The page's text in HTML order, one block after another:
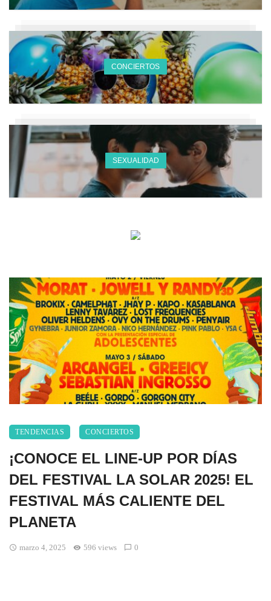
CONCIERTOS
SEXUALIDAD
TENDENCIAS CONCIERTOS
¡CONOCE EL LINE-UP POR DÍAS
DEL FESTIVAL LA SOLAR 2025! EL
FESTIVAL MÁS CALIENTE DEL
PLANETA
marzo 4, 2025 596 views 0